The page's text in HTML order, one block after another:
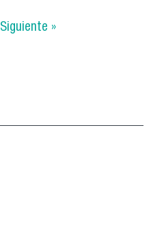
Siguiente »